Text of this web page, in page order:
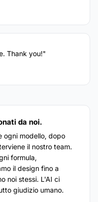
Thank you!"
da noi.
ogni modello, dopo
il nostro team.
formula,
il design fino a
noi stessi. L'AI ci
giudizio umano.